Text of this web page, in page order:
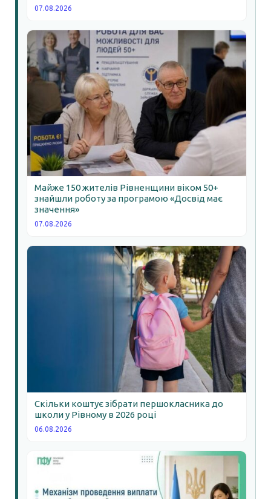
07.08.2026
Майже 150 жителів Рівненщини віком 50+
знайшли роботу за програмою «Досвід має
значення»
07.08.2026
Скільки коштує зібрати першокласника до
школи у Рівному в 2026 році
06.08.2026